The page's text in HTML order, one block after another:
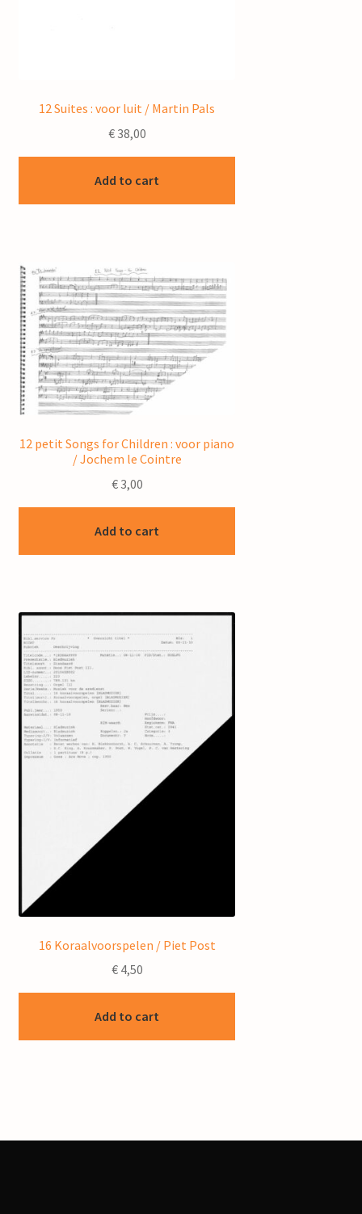
12 Suites : voor luit / Martin Pals
€38,00
Add to cart
12 petit Songs for Children : voor piano
/ Jochem le Cointre
€3,00
Add to cart
16 Koraalvoorspelen / Piet Post
€4,50
Add to cart